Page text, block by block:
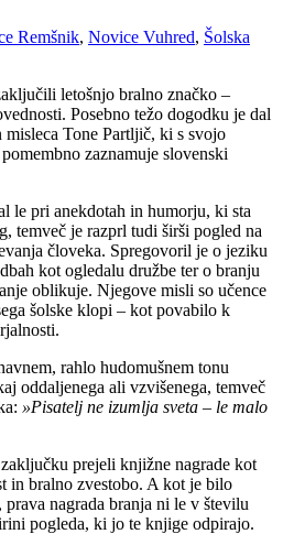
Remšnik, Novice Vuhred, Šolska
letošnjo bralno značko –
Posebno težo dogodku je dal
misleca Tone Partljič, ki s svojo
zaznamuje slovenski
le pri anekdotah in humorju, ki sta
temveč je razprl tudi širši pogled na
človeka. Spregovoril je o jeziku
kot ogledalu družbe ter o branju
oblikuje. Njegove misli so učence
šolske klopi – kot povabilo k
rahlo hudomušnem tonu
oddaljenega ali vzvišenega, temveč
»Pisatelj ne izumlja sveta – le malo
prejeli knjižne nagrade kot
in bralno zvestobo. A kot je bilo
nagrada branja ni le v številu
pogleda, ki jo te knjige odpirajo.